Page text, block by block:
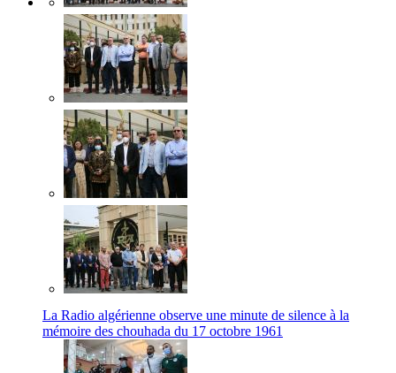
La Radio algérienne observe une minute de silence à la
mémoire des chouhada du 17 octobre 1961